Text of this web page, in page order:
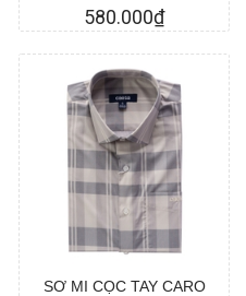
580.000₫
Chọn hàng
SƠ MI CỌC TAY CARO